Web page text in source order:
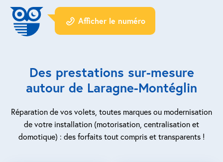
Motoriser un volet roulant
ESPACE PRO
Nous recrutons
QUI SOMMES-NOUS ?
Afficher le numéro
Des prestations sur-mesure
autour de Laragne-Montéglin
Réparation de vos volets, toutes marques ou modernisation
de votre installation (motorisation, centralisation et
domotique) : des forfaits tout compris et transparents !